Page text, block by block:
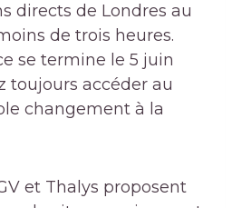
directs de Londres au
de trois heures.
se termine le 5 juin
toujours accéder au
changement à la
et Thalys proposent